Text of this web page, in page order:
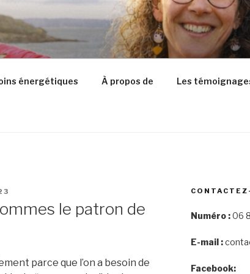
énergétiques À propos de Les
le patron de
parce que l’on a besoin de
Numéro :06
E-mail :
Facebook: